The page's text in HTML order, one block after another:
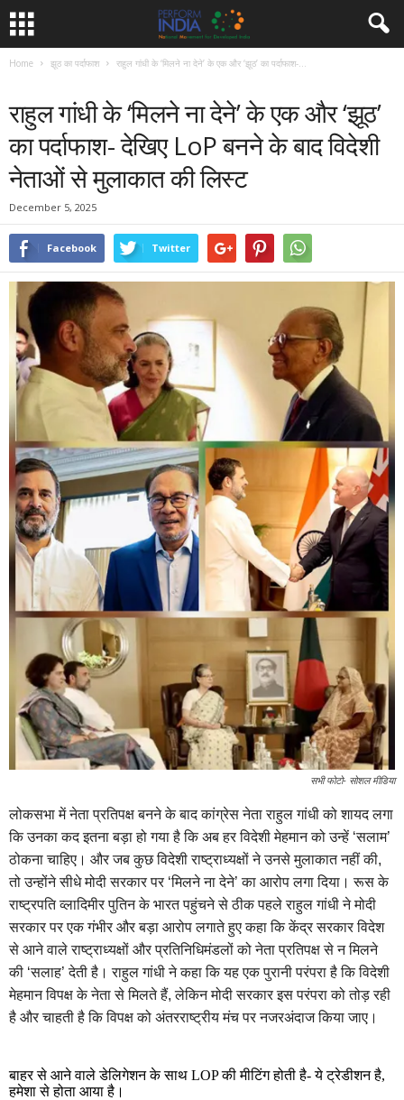
Home झूठ का पर्दाफाश राहुल गांधी के ‘मिलने ना देने’ के एक और ‘झूठ’ का पर्दाफाश-...
राहुल गांधी के ‘मिलने ना देने’ के एक और ‘झूठ’
का पर्दाफाश- देखिए LoP बनने के बाद विदेशी
नेताओं से मुलाकात की लिस्ट
December 5, 2025
Facebook Twitter
सभी फोटो- सोशल मीडिया
लोकसभा में नेता प्रतिपक्ष बनने के बाद कांग्रेस नेता राहुल गांधी को शायद लगा
कि उनका कद इतना बड़ा हो गया है कि अब हर विदेशी मेहमान को उन्हें ‘सलाम’
ठोकना चाहिए। और जब कुछ विदेशी राष्ट्राध्यक्षों ने उनसे मुलाकात नहीं की,
तो उन्होंने सीधे मोदी सरकार पर ‘मिलने ना देने’ का आरोप लगा दिया। रूस के
राष्ट्रपति व्लादिमीर पुतिन के भारत पहुंचने से ठीक पहले राहुल गांधी ने मोदी
सरकार पर एक गंभीर और बड़ा आरोप लगाते हुए कहा कि केंद्र सरकार विदेश
से आने वाले राष्ट्राध्यक्षों और प्रतिनिधिमंडलों को नेता प्रतिपक्ष से न मिलने
की ‘सलाह’ देती है। राहुल गांधी ने कहा कि यह एक पुरानी परंपरा है कि विदेशी
मेहमान विपक्ष के नेता से मिलते हैं, लेकिन मोदी सरकार इस परंपरा को तोड़ रही
है और चाहती है कि विपक्ष को अंतरराष्ट्रीय मंच पर नजरअंदाज किया जाए।
बाहर से आने वाले डेलिगेशन के साथ LOP की मीटिंग होती है- ये ट्रेडीशन है,
हमेशा से होता आया है।